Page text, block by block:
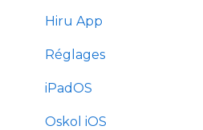
Hiru App
Réglages
iPadOS
Oskol iOS